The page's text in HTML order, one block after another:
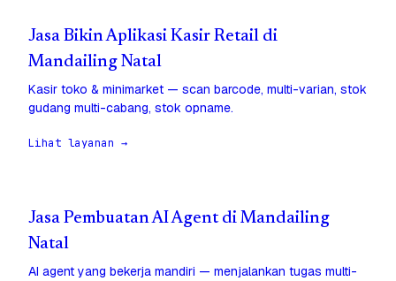
Jasa Bikin Aplikasi Kasir Retail di
Mandailing Natal
Kasir toko & minimarket — scan barcode, multi-varian, stok
gudang multi-cabang, stok opname.
Lihat layanan →
Jasa Pembuatan AI Agent di Mandailing
Natal
AI agent yang bekerja mandiri — menjalankan tugas multi-